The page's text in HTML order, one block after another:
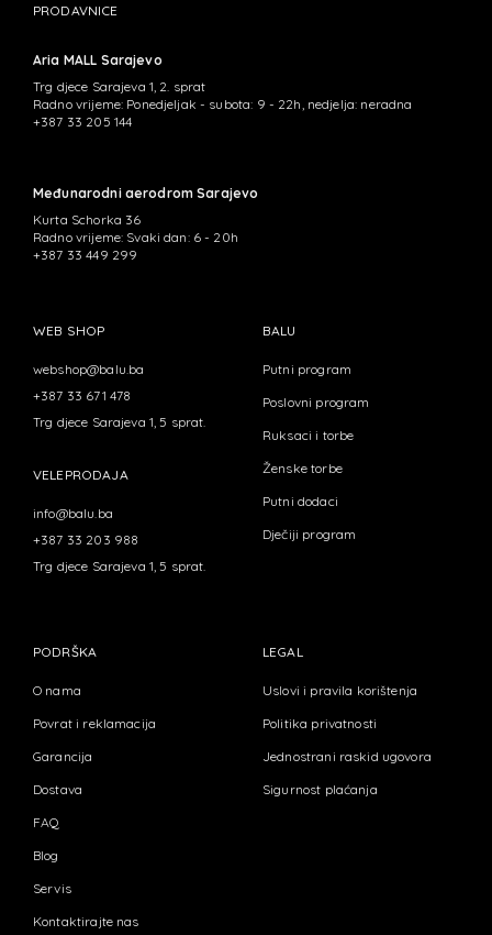
PRODAVNICE
Aria MALL Sarajevo
Trg djece Sarajeva 1, 2. sprat
Radno vrijeme: Ponedjeljak - subota: 9 - 22h, nedjelja: neradna
+387 33 205 144
Međunarodni aerodrom Sarajevo
Kurta Schorka 36
Radno vrijeme: Svaki dan: 6 - 20h
+387 33 449 299
WEB SHOP
webshop@balu.ba
+387 33 671 478
Trg djece Sarajeva 1, 5 sprat.
VELEPRODAJA
info@balu.ba
+387 33 203 988
Trg djece Sarajeva 1, 5 sprat.
BALU
Putni program
Poslovni program
Ruksaci i torbe
Ženske torbe
Putni dodaci
Dječiji program
PODRŠKA
O nama
Povrat i reklamacija
Garancija
Dostava
FAQ
Blog
Servis
Kontaktirajte nas
LEGAL
Uslovi i pravila korištenja
Politika privatnosti
Jednostrani raskid ugovora
Sigurnost plaćanja